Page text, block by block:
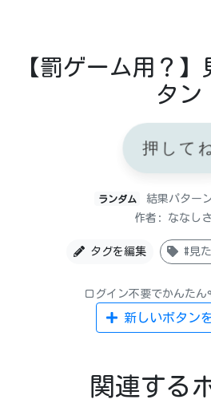
【罰ゲーム用？
タン
押して
ランダム
結果パター
作者: ななし
タグを編集 #見た
新しいボタン
関連する